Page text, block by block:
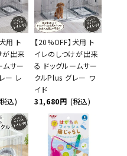
用 ト
が出来
ムサー
ー レ
込)
【20%OFF】犬用 ト
イレのしつけが出来
る ドッグルームサー
クルPlus グレー ワ
イド
31,680円 (税込)